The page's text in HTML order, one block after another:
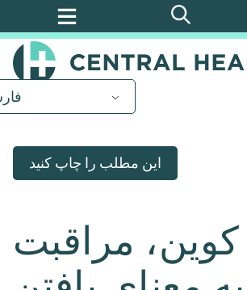
این مطلب را چاپ کنید
کوین، مراقبت